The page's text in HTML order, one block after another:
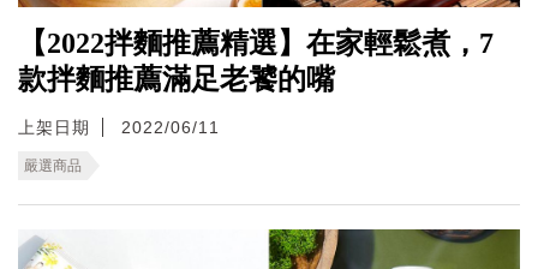
【2022拌麵推薦精選】在家輕鬆煮，7
款拌麵推薦滿足老饕的嘴
上架日期 2022/06/11
嚴選商品